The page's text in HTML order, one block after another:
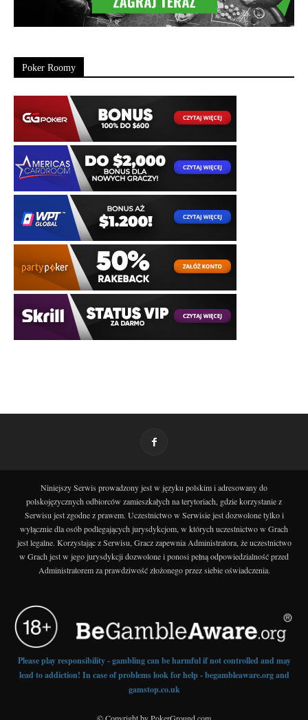
Poker Roomy
Niniejszy Serwis prowadzony jest w języku polskim i adresowany do
polskojęzycznych odbiorców zamieszkałych na terytoriach, gdzie korzystanie z
Serwisu jest zgodne z prawem. Uczestnictwo w Serwisie jest dozwolone tylko i
wyłącznie dla osób podlegających jurysdykcjom, w których uczestnictwo w Grach
jest legalne. Korzystając z Serwisu, Gracz zapewnia Administratora, że uczestnictwo
w Grach jest w jego jurysdykcji dozwolone i ponosi pełną odpowiedzialność przed
Administratorem za prawdziwość złożonego przez siebie oświadczenia.
Please play responsibility - gambling can be harmful if not controlled and may
lead to addiction! In case of problems look for help - begambleaware.org and
gamstop.co.uk